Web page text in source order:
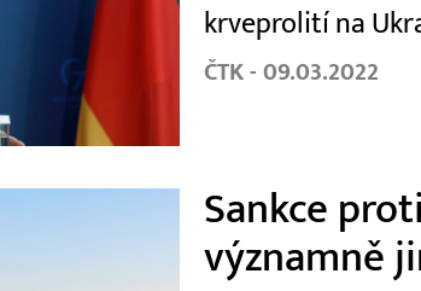
krveprolití na
ČTK - 09.03.2022
Sankce
významně